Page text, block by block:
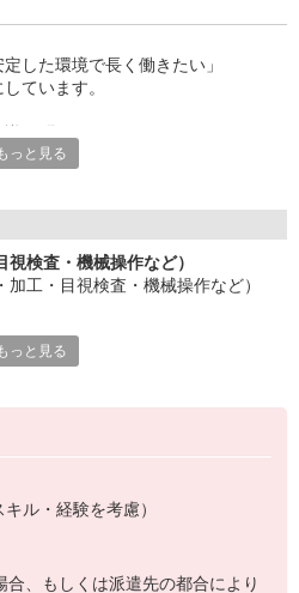
した環境で長く働きたい」
ています。
をすること、前向きに仕事へ取り
軟に対応いただける方は、ご紹介
を築きたい方、ぜひご応募くださ
っと見る
検査・機械操作など）
工・目視検査・機械操作など）
ク
なく覚えやすいものばかり！
だけると思います。
正社員採用の上で、派遣就業先事
っと見る
ル・経験を考慮）
、もしくは派遣先の都合により